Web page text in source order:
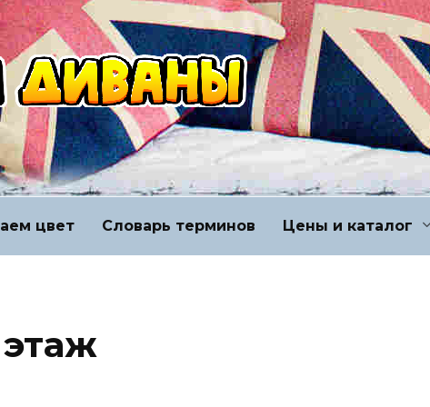
цвет Словарь терминов Цены и каталог